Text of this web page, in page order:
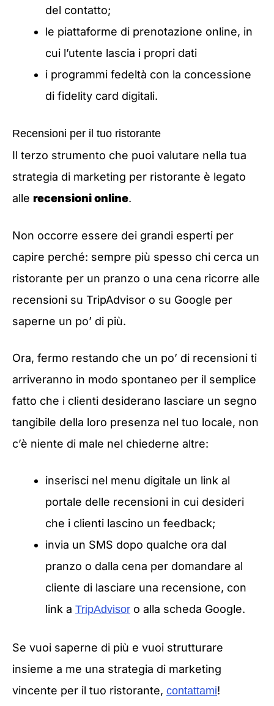
del contatto;
le piattaforme di prenotazione online, in
cui l’utente lascia i propri dati
i programmi fedeltà con la concessione
di fidelity card digitali.
Recensioni per il tuo ristorante
Il terzo strumento che puoi valutare nella tua
strategia di marketing per ristorante è legato
alle recensioni online.
Non occorre essere dei grandi esperti per
capire perché: sempre più spesso chi cerca un
ristorante per un pranzo o una cena ricorre alle
recensioni su TripAdvisor o su Google per
saperne un po’ di più.
Ora, fermo restando che un po’ di recensioni ti
arriveranno in modo spontaneo per il semplice
fatto che i clienti desiderano lasciare un segno
tangibile della loro presenza nel tuo locale, non
c’è niente di male nel chiederne altre:
inserisci nel menu digitale un link al
portale delle recensioni in cui desideri
che i clienti lascino un feedback;
invia un SMS dopo qualche ora dal
pranzo o dalla cena per domandare al
cliente di lasciare una recensione, con
link a TripAdvisor o alla scheda Google.
Se vuoi saperne di più e vuoi strutturare
insieme a me una strategia di marketing
vincente per il tuo ristorante, contattami!